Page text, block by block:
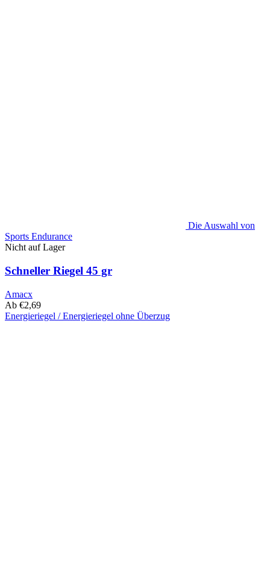
Die Auswahl von
Sports Endurance
Nicht auf Lager
Schneller Riegel 45 gr
Amacx
Ab €2,69
Energieriegel / Energieriegel ohne Überzug